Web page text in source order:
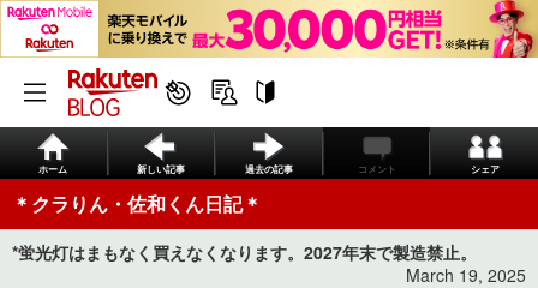
ホーム 新しい記事 過去の記事 コメント シェア
＊クラりん・佐和くん日記＊
*蛍光灯はまもなく買えなくなります。2027年末で製造禁止。
March 19, 2025